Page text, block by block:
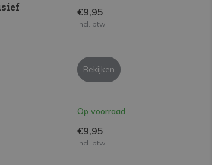
€9,95
Incl. btw
Bekijken
Op voorraad
€9,95
Incl. btw